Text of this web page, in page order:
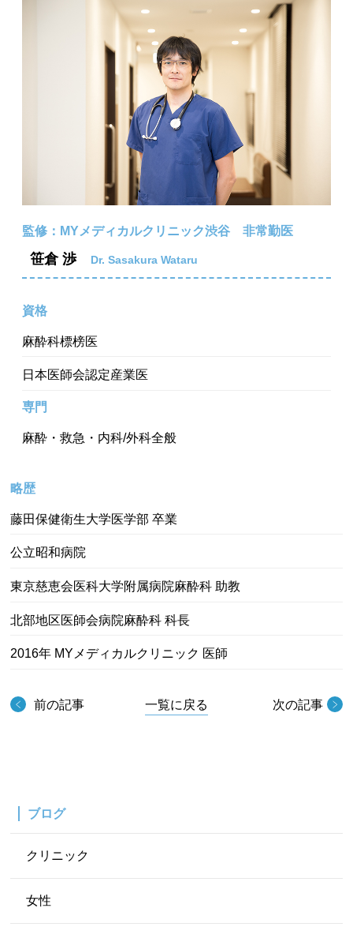
監修：MYメディカルクリニック渋谷 非常勤医
笹倉 渉 Dr. Sasakura Wataru
資格
麻酔科標榜医
日本医師会認定産業医
専門
麻酔・救急・内科/外科全般
略歴
藤田保健衛生大学医学部 卒業
公立昭和病院
東京慈恵会医科大学附属病院麻酔科 助教
北部地区医師会病院麻酔科 科長
2016年 MYメディカルクリニック 医師
前の記事 一覧に戻る 次の記事
ブログ
クリニック
女性